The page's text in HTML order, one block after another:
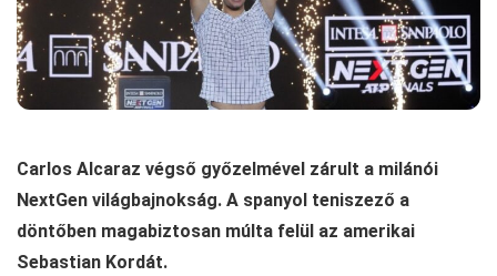
Carlos Alcaraz végső győzelmével zárult a milánói
NextGen világbajnokság. A spanyol teniszező a
döntőben magabiztosan múlta felül az amerikai
Sebastian Kordát.